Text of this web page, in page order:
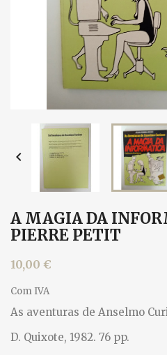

A MAGIA DA
PIERRE PETIT
10,00 €
Com IVA
As aventuras de Anselmo
D. Quixote, 1982. 76 pp.